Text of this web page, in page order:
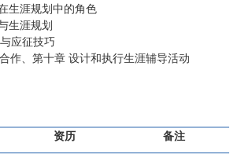
生涯规划中的角色
生涯规划
应征技巧
作、第十章 设计和执行生涯辅导活动
资历 备注